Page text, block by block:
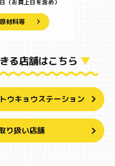
（お買上日を含め）
材料等
る店舗はこちら ▼
ウキョウステーション
り扱い店舗